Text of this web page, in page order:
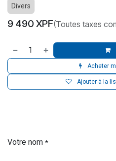
Divers
9 490 XPF(Toutes taxes
Acheter
Ajouter à la
Votre nom *